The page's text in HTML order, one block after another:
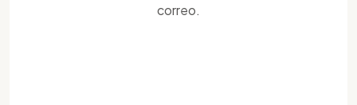
correo.